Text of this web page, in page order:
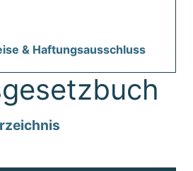
& Haftungsausschluss